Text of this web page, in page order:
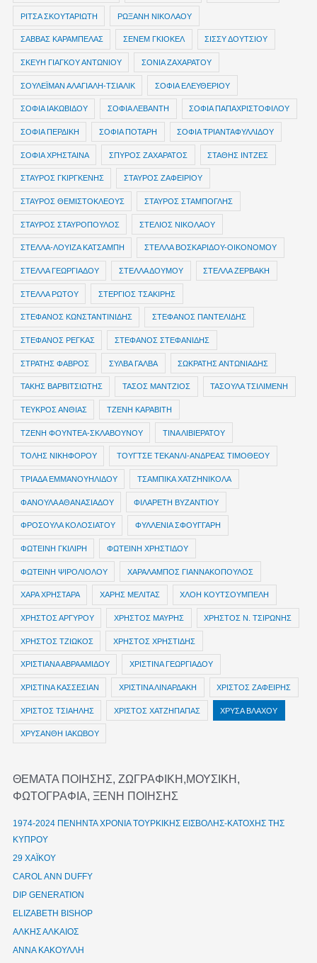
ΡΙΤΣΑ ΣΚΟΥΤΑΡΙΩΤΗ ΡΩΞΑΝΗ ΝΙΚΟΛΑΟΥ
ΣΑΒΒΑΣ ΚΑΡΑΜΠΕΛΑΣ ΣΕΝΕΜ ΓΚΙΟΚΕΛ ΣΙΣΣΥ ΔΟΥΤΣΙΟΥ
ΣΚΕΥΗ ΓΙΑΓΚΟΥ ΑΝΤΩΝΙΟΥ ΣΟΝΙΑ ΖΑΧΑΡΑΤΟΥ
ΣΟΥΛΕΪΜΑΝ ΑΛΑΓΙΑΛΗ-ΤΣΙΑΛΙΚ ΣΟΦΙΑ ΕΛΕΥΘΕΡΙΟΥ
ΣΟΦΙΑ ΙΑΚΩΒΙΔΟΥ ΣΟΦΙΑ ΛΕΒΑΝΤΗ ΣΟΦΙΑ ΠΑΠΑΧΡΙΣΤΟΦΙΛΟΥ
ΣΟΦΙΑ ΠΕΡΔΙΚΗ ΣΟΦΙΑ ΠΟΤΑΡΗ ΣΟΦΙΑ ΤΡΙΑΝΤΑΦΥΛΛΙΔΟΥ
ΣΟΦΙΑ ΧΡΗΣΤΑΙΝΑ ΣΠΥΡΟΣ ΖΑΧΑΡΑΤΟΣ ΣΤΑΘΗΣ ΙΝΤΖΕΣ
ΣΤΑΥΡΟΣ ΓΚΙΡΓΚΕΝΗΣ ΣΤΑΥΡΟΣ ΖΑΦΕΙΡΙΟΥ
ΣΤΑΥΡΟΣ ΘΕΜΙΣΤΟΚΛΕΟΥΣ ΣΤΑΥΡΟΣ ΣΤΑΜΠΟΓΛΗΣ
ΣΤΑΥΡΟΣ ΣΤΑΥΡΟΠΟΥΛΟΣ ΣΤΕΛΙΟΣ ΝΙΚΟΛΑΟΥ
ΣΤΕΛΛΑ-ΛΟΥΙΖΑ ΚΑΤΣΑΜΠΗ ΣΤΕΛΛΑ ΒΟΣΚΑΡΙΔΟΥ-ΟΙΚΟΝΟΜΟΥ
ΣΤΕΛΛΑ ΓΕΩΡΓΙΑΔΟΥ ΣΤΕΛΛΑ ΔΟΥΜΟΥ ΣΤΕΛΛΑ ΖΕΡΒΑΚΗ
ΣΤΕΛΛΑ ΡΩΤΟΥ ΣΤΕΡΓΙΟΣ ΤΣΑΚΙΡΗΣ
ΣΤΕΦΑΝΟΣ ΚΩΝΣΤΑΝΤΙΝΙΔΗΣ ΣΤΕΦΑΝΟΣ ΠΑΝΤΕΛΙΔΗΣ
ΣΤΕΦΑΝΟΣ ΡΕΓΚΑΣ ΣΤΕΦΑΝΟΣ ΣΤΕΦΑΝΙΔΗΣ
ΣΤΡΑΤΗΣ ΦΑΒΡΟΣ ΣΥΛΒΑ ΓΑΛΒΑ ΣΩΚΡΑΤΗΣ ΑΝΤΩΝΙΑΔΗΣ
ΤΑΚΗΣ ΒΑΡΒΙΤΣΙΩΤΗΣ ΤΑΣΟΣ ΜΑΝΤΖΙΟΣ ΤΑΣΟΥΛΑ ΤΣΙΛΙΜΕΝΗ
ΤΕΥΚΡΟΣ ΑΝΘΙΑΣ ΤΖΕΝΗ ΚΑΡΑΒΙΤΗ
ΤΖΕΝΗ ΦΟΥΝΤΕΑ-ΣΚΛΑΒΟΥΝΟΥ ΤΙΝΑ ΛΙΒΙΕΡΑΤΟΥ
ΤΟΛΗΣ ΝΙΚΗΦΟΡΟΥ ΤΟΥΓΤΣΕ ΤΕΚΑΝΛΙ-ΑΝΔΡΕΑΣ ΤΙΜΟΘΕΟΥ
ΤΡΙΑΔΑ ΕΜΜΑΝΟΥΗΛΙΔΟΥ ΤΣΑΜΠΙΚΑ ΧΑΤΖΗΝΙΚΟΛΑ
ΦΑΝΟΥΛΑ ΑΘΑΝΑΣΙΑΔΟΥ ΦΙΛΑΡΕΤΗ ΒΥΖΑΝΤΙΟΥ
ΦΡΟΣΟΥΛΑ ΚΟΛΟΣΙΑΤΟΥ ΦΥΛΛΕΝΙΑ ΣΦΟΥΓΓΑΡΗ
ΦΩΤΕΙΝΗ ΓΚΙΛΙΡΗ ΦΩΤΕΙΝΗ ΧΡΗΣΤΙΔΟΥ
ΦΩΤΕΙΝΗ ΨΙΡΟΛΙΟΛΟΥ ΧΑΡΑΛΑΜΠΟΣ ΓΙΑΝΝΑΚΟΠΟΥΛΟΣ
ΧΑΡΑ ΧΡΗΣΤΑΡΑ ΧΑΡΗΣ ΜΕΛΙΤΑΣ ΧΛΟΗ ΚΟΥΤΣΟΥΜΠΕΛΗ
ΧΡΗΣΤΟΣ ΑΡΓΥΡΟΥ ΧΡΗΣΤΟΣ ΜΑΥΡΗΣ ΧΡΗΣΤΟΣ Ν. ΤΣΙΡΩΝΗΣ
ΧΡΗΣΤΟΣ ΤΖΙΩΚΟΣ ΧΡΗΣΤΟΣ ΧΡΗΣΤΙΔΗΣ
ΧΡΙΣΤΙΑΝΑ ΑΒΡΑΑΜΙΔΟΥ ΧΡΙΣΤΙΝΑ ΓΕΩΡΓΙΑΔΟΥ
ΧΡΙΣΤΙΝΑ ΚΑΣΣΕΣΙΑΝ ΧΡΙΣΤΙΝΑ ΛΙΝΑΡΔΑΚΗ ΧΡΙΣΤΟΣ ΖΑΦΕΙΡΗΣ
ΧΡΙΣΤΟΣ ΤΣΙΑΗΛΗΣ ΧΡΙΣΤΟΣ ΧΑΤΖΗΠΑΠΑΣ ΧΡΥΣΑ ΒΛΑΧΟΥ
ΧΡΥΣΑΝΘΗ ΙΑΚΩΒΟΥ
ΘΕΜΑΤΑ ΠΟΙΗΣΗΣ, ΖΩΓΡΑΦΙΚΗ,ΜΟΥΣΙΚΗ,
ΦΩΤΟΓΡΑΦΙΑ, ΞΕΝΗ ΠΟΙΗΣΗΣ
1974-2024 ΠΕΝΗΝΤΑ ΧΡΟΝΙΑ ΤΟΥΡΚΙΚΗΣ ΕΙΣΒΟΛΗΣ-ΚΑΤΟΧΗΣ ΤΗΣ
ΚΥΠΡΟΥ
29 ΧΑΪΚΟΥ
CAROL ANN DUFFY
DIP GENERATION
ELIZABETH BISHOP
ΑΛΚΗΣ ΑΛΚΑΙΟΣ
ΑΝΝΑ ΚΑΚΟΥΛΛΗ